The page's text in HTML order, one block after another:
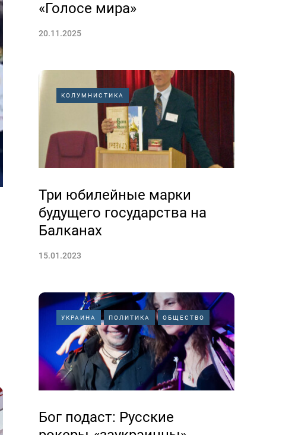
«Голосе мира»
20.11.2025
КОЛУМНИСТИКА
Три юбилейные марки
будущего государства на
Балканах
15.01.2023
УКРАИНА ПОЛИТИКА ОБЩЕСТВО
Бог подаст: Русские